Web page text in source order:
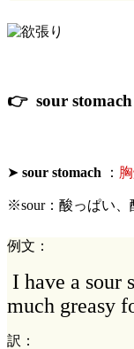
👉 sour stomach
➤ sour stomach ：
※sour：酸っぱい、
例文：
I have a sour
much greasy
訳：